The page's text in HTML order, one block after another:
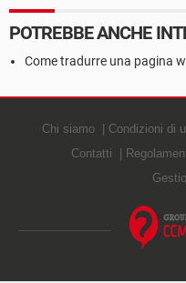
POTREBBE ANCHE
Come tradurre una pagina
Chi siamo Condizioni di
Contatti